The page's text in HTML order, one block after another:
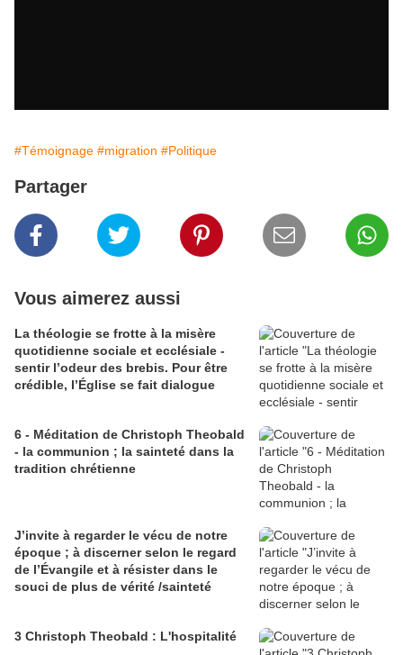
#Témoignage #migration #Politique
Partager
Vous aimerez aussi
La théologie se frotte à la misère
quotidienne sociale et ecclésiale -
sentir l’odeur des brebis. Pour être
crédible, l’Église se fait dialogue
6 - Méditation de Christoph Theobald
- la communion ; la sainteté dans la
tradition chrétienne
J’invite à regarder le vécu de notre
époque ; à discerner selon le regard
de l’Évangile et à résister dans le
souci de plus de vérité /sainteté
3 Christoph Theobald : L'hospitalité